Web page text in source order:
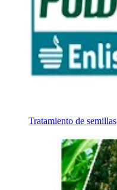
Tratamiento de semillas